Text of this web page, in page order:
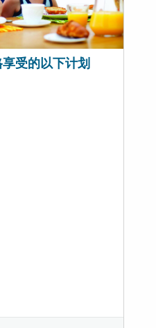
受的以下计划